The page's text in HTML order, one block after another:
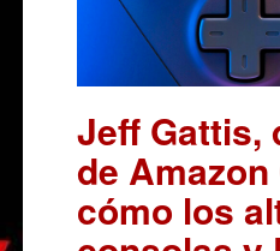
Jeff Gattis,
de
cómo los